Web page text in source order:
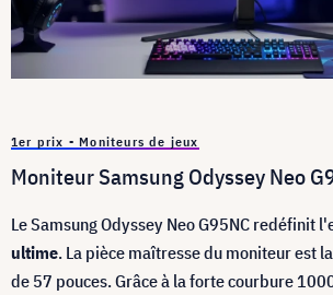
1er prix - Moniteurs de jeux
Moniteur Samsung Odyssey Neo
Le Samsung Odyssey Neo G95NC redéfinit
ultime. La pièce maîtresse du moniteur est
de 57 pouces. Grâce à la forte courbure